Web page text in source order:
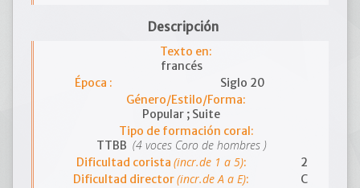
Descripción
Texto en:
francés
Época :
Siglo 20
Género/Estilo/Forma:
Popular ; Suite
Tipo de formación coral:
TTBB (4 voces Coro de hombres )
Dificultad corista (incr.de 1 a 5):
2
Dificultad director(incr.de A a E):
C